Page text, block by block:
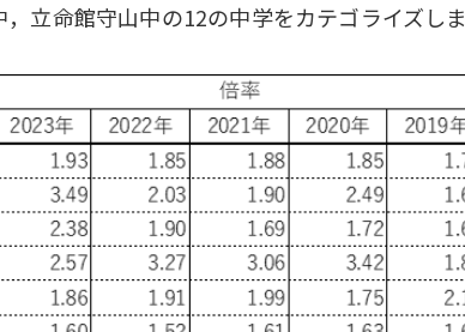
立命館守山中の12の中学をカテゴライズしま